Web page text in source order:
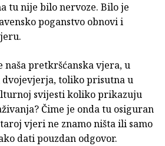
tu nije bilo nervoze. Bilo je
poganstvo obnovi i
naša pretkršćanska vjera, u
toliko prisutna u
svijesti koliko prikazuju
Čime je onda tu osiguran
vjeri ne znamo ništa ili samo
dati pouzdan odgovor.